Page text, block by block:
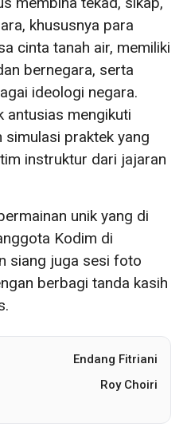
khususnya para
cinta tanah air, memiliki
bernegara, serta
ideologi negara.
antusias mengikuti
simulasi praktek yang
instruktur dari jajaran
unik yang di
Kodim di
siang juga sesi foto
berbagi tanda kasih
Endang Fitriani
Roy Choiri